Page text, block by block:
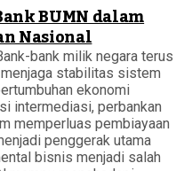
BUMN dalam
Nasional
bank milik negara terus
stabilitas sistem
ekonomi
intermediasi, perbankan
memperluas pembiayaan
penggerak utama
bisnis menjadi salah